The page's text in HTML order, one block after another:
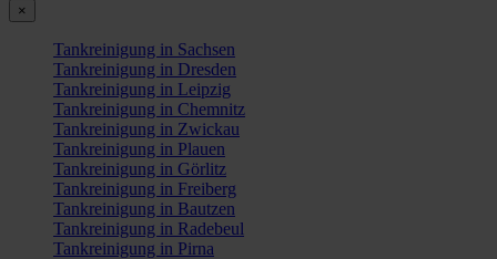
×
Tankreinigung in Sachsen
Tankreinigung in Dresden
Tankreinigung in Leipzig
Tankreinigung in Chemnitz
Tankreinigung in Zwickau
Tankreinigung in Plauen
Tankreinigung in Görlitz
Tankreinigung in Freiberg
Tankreinigung in Bautzen
Tankreinigung in Radebeul
Tankreinigung in Pirna